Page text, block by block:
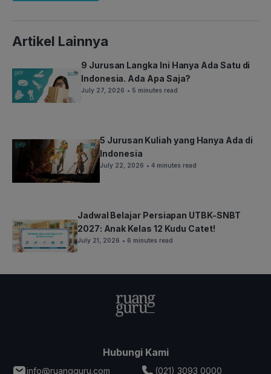
Artikel Lainnya
9 Jurusan Langka Ini Hanya Ada Satu di
Indonesia. Ada Apa Saja?
July 27, 2026 • 5 minutes read
5 Jurusan Kuliah yang Hanya Ada di
Indonesia
July 22, 2026 • 4 minutes read
Jadwal Belajar Persiapan UTBK-SNBT
2027: Anak Kelas 12 Kudu Catet!
July 21, 2026 • 6 minutes read
Hubungi Kami
info@ruangguru.com
(021) 3093 0000